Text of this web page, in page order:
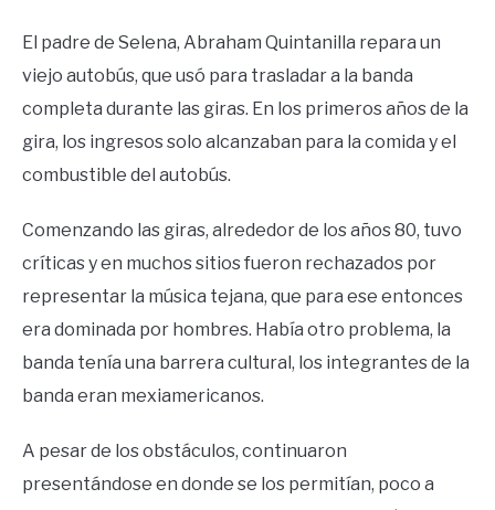
El padre de Selena, Abraham Quintanilla repara un
viejo autobús, que usó para trasladar a la banda
completa durante las giras. En los primeros años de la
gira, los ingresos solo alcanzaban para la comida y el
combustible del autobús.
Comenzando las giras, alrededor de los años 80, tuvo
críticas y en muchos sitios fueron rechazados por
representar la música tejana, que para ese entonces
era dominada por hombres. Había otro problema, la
banda tenía una barrera cultural, los integrantes de la
banda eran mexiamericanos.
A pesar de los obstáculos, continuaron
presentándose en donde se los permitían, poco a